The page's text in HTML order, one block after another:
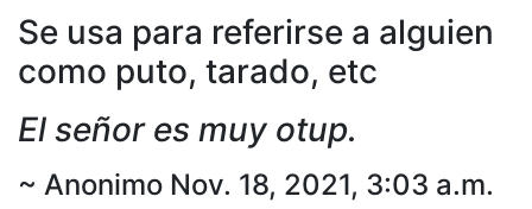
Se usa para referirse a alguien
como puto, tarado, etc
El señor es muy otup.
~ Anonimo Nov. 18, 2021, 3:03 a.m.